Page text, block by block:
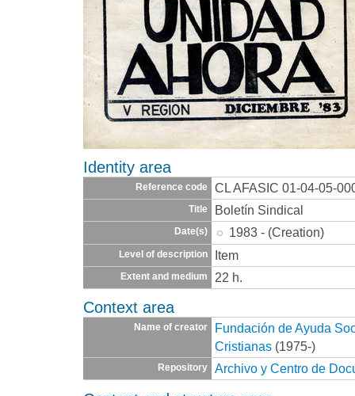
Identity area
Reference code CL AFASIC 01-04-05-
Title Boletín Sindical
Date(s) 1983 - (Creation)
Level of description Item
Extent and medium 22 h.
Context area
Name of creator
Fundación de Ayuda
Cristianas (1975-)
Repository Archivo y Centro de